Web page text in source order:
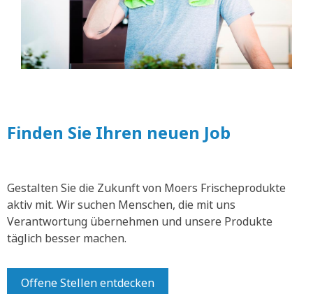
Finden Sie Ihren neuen Job
Gestalten Sie die Zukunft von Moers Frischeprodukte
aktiv mit. Wir suchen Menschen, die mit uns
Verantwortung übernehmen und unsere Produkte
täglich besser machen.
Offene Stellen entdecken